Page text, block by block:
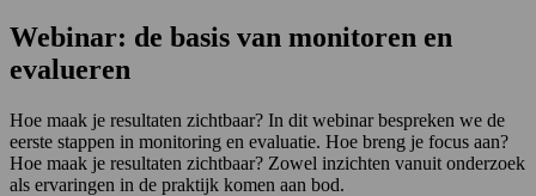
Webinar: de basis van monitoren en
evalueren
Hoe maak je resultaten zichtbaar? In dit webinar bespreken we de
eerste stappen in monitoring en evaluatie. Hoe breng je focus aan?
Hoe maak je resultaten zichtbaar? Zowel inzichten vanuit onderzoek
als ervaringen in de praktijk komen aan bod.